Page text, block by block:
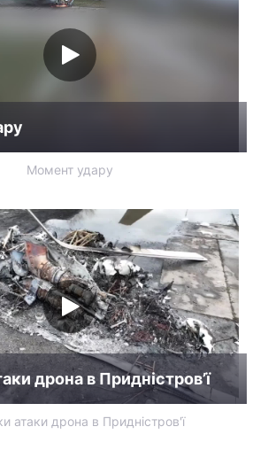
Момент удару
дрона в Придністров’ї
атаки дрона в Придністров'ї